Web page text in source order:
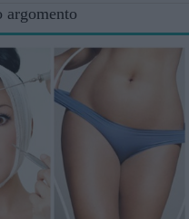
argomento